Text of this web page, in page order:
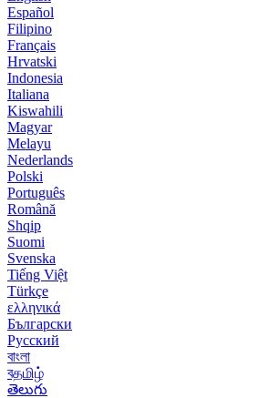
Español
Filipino
Français
Hrvatski
Indonesia
Italiana
Kiswahili
Magyar
Melayu
Nederlands
Polski
Português
Română
Shqip
Suomi
Svenska
Tiếng Việt
Türkçe
ελληνικά
Български
Русский
বাংলা
বதமிழ்
తెలుగు